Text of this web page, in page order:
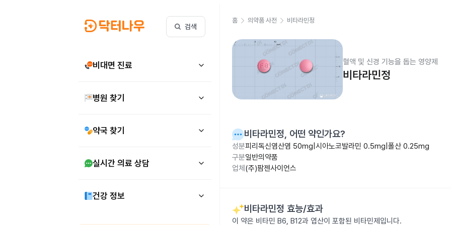
검색
비대면 진료
병원 찾기
약국 찾기
실시간 의료 상담
건강 정보
홈 의약품 사전 비타라민정
혈액 및 신경 기능을 돕는 영양제
비타라민정
비타라민정, 어떤 약인가요?
성분피리독신염산염 50mg|시아노코발라민 0.5mg|폴산 0.25mg
구분일반의약품
업체 (주)팜젠사이언스
비타라민정 효능/효과
이 약은 비타민 B6, B12과 엽산이 포함된 비타민제입니다.